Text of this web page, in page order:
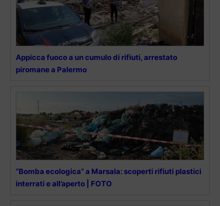
Appicca fuoco a un cumulo di rifiuti, arrestato
piromane a Palermo
“Bomba ecologica” a Marsala: scoperti rifiuti plastici
interrati e all’aperto | FOTO